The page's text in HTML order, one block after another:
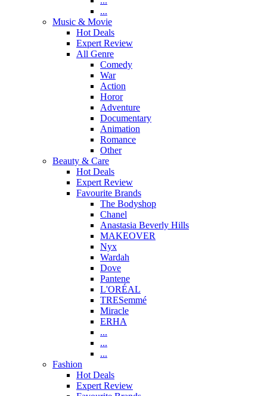
...
Music & Movie
Hot Deals
Expert Review
All Genre
Comedy
War
Action
Horor
Adventure
Documentary
Animation
Romance
Other
Beauty & Care
Hot Deals
Expert Review
Favourite Brands
The Bodyshop
Chanel
Anastasia Beverly Hills
MAKEOVER
Nyx
Wardah
Dove
Pantene
L'ORÉAL
TRESemmé
Miracle
ERHA
...
...
...
Fashion
Hot Deals
Expert Review